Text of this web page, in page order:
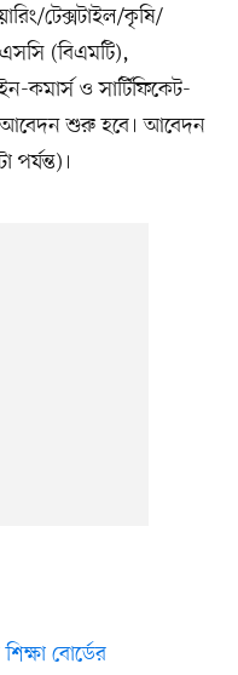
টেক্সটাইল/কৃষি/
(বিএমটি),
ও সার্টিফিকেট-
আবেদন শুরু হবে। আবেদন
বোর্ডের